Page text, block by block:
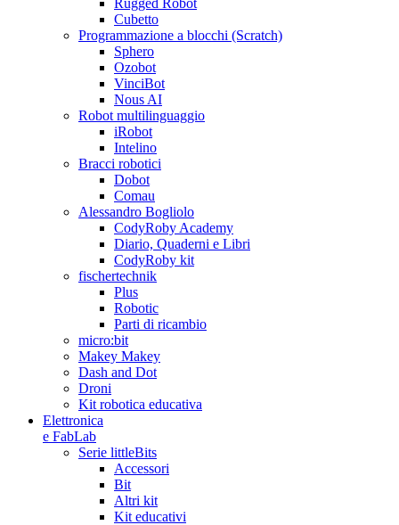
Cubetto
Programmazione a blocchi (Scratch)
Sphero
Ozobot
VinciBot
Nous AI
Robot multilinguaggio
iRobot
Intelino
Bracci robotici
Dobot
Comau
Alessandro Bogliolo
CodyRoby Academy
Diario, Quaderni e Libri
CodyRoby kit
fischertechnik
Plus
Robotic
Parti di ricambio
micro:bit
Makey Makey
Dash and Dot
Droni
Kit robotica educativa
Elettronica
e FabLab
Serie littleBits
Accessori
Bit
Altri kit
Kit educativi